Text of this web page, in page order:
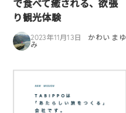
で食べて癒される、欲張
り観光体験
2023年11月13日
かわい まゆ
み